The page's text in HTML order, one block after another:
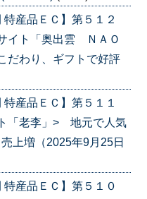
特産品ＥＣ】第５１２
イト「奥出雲 ＮＡＯ
だわり、ギフトで好評
産品ＥＣ】第５１１
「老李」> 地元で人気
上増（2025年9月25日
特産品ＥＣ】第５１０